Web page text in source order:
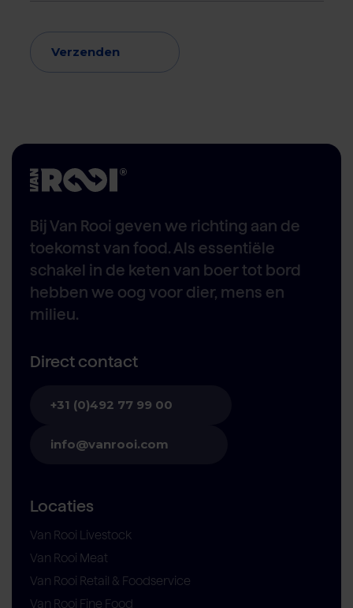
Verzenden
Bij Van Rooi geven we richting aan de
toekomst van food. Als essentiële
schakel in de keten van boer tot bord
hebben we oog voor dier, mens en
milieu.
Direct contact
+31 (0)492 77 99 00
info@vanrooi.com
Locaties
Van Rooi Livestock
Van Rooi Meat
Van Rooi Retail & Foodservice
Van Rooi Fine Food